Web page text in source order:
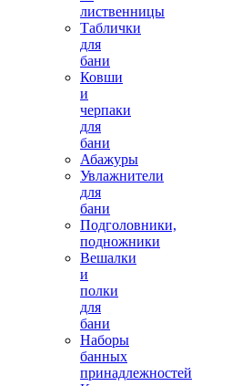
лиственницы
Таблички
для
бани
Ковши
и
черпаки
для
бани
Абажуры
Увлажнители
для
бани
Подголовники,
подножники
Вешалки
и
полки
для
бани
Наборы
банных
принадлежностей